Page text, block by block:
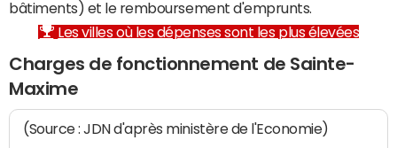
bâtiments) et le remboursement d'emprunts.
Les villes où les dépenses sont les plus élevées
Charges de fonctionnement de Sainte-
Maxime
(Source : JDN d'après ministère de l'Economie)